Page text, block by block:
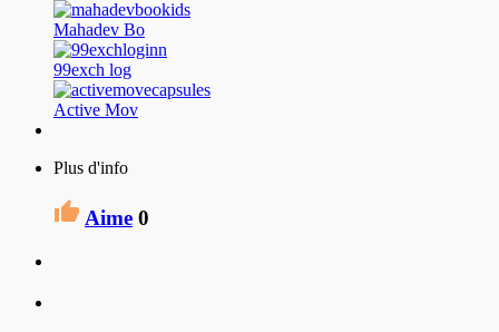
Mahadev Bo
99exch log
Active Mov
Plus d'info
Aime 0